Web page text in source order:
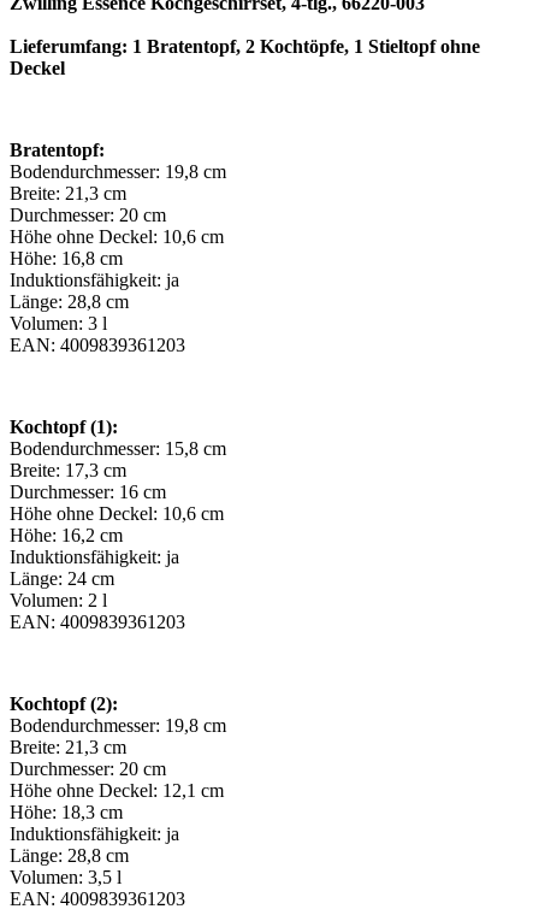
Lieferumfang: 1 Bratentopf, 2 Kochtöpfe, 1 Stieltopf ohne
Deckel
Bratentopf:
Bodendurchmesser: 19,8 cm
Breite: 21,3 cm
Durchmesser: 20 cm
Höhe ohne Deckel: 10,6 cm
Höhe: 16,8 cm
Induktionsfähigkeit: ja
Länge: 28,8 cm
Volumen: 3 l
EAN: 4009839361203
Kochtopf (1):
Bodendurchmesser: 15,8 cm
Breite: 17,3 cm
Durchmesser: 16 cm
Höhe ohne Deckel: 10,6 cm
Höhe: 16,2 cm
Induktionsfähigkeit: ja
Länge: 24 cm
Volumen: 2 l
EAN: 4009839361203
Kochtopf (2):
Bodendurchmesser: 19,8 cm
Breite: 21,3 cm
Durchmesser: 20 cm
Höhe ohne Deckel: 12,1 cm
Höhe: 18,3 cm
Induktionsfähigkeit: ja
Länge: 28,8 cm
Volumen: 3,5 l
EAN: 4009839361203